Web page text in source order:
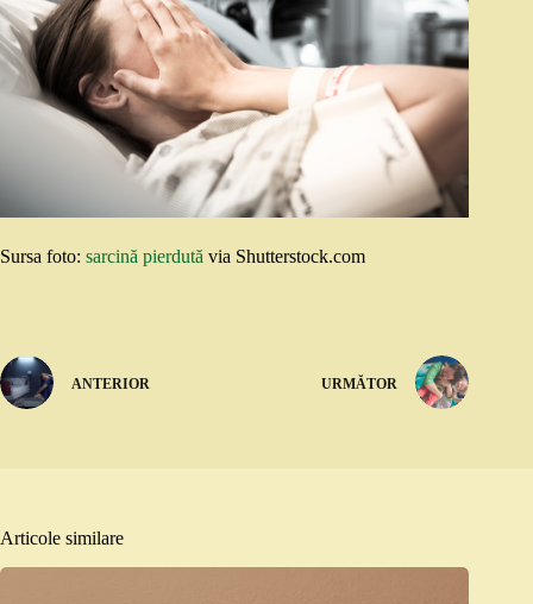
Sursa foto: sarcină pierdută via Shutterstock.com
ANTERIOR URMĂTOR
Articole similare